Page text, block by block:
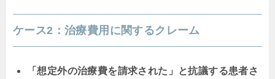
ケース2：治療費用に関するクレーム
「想定外の治療費を請求された」と抗議する患者さ